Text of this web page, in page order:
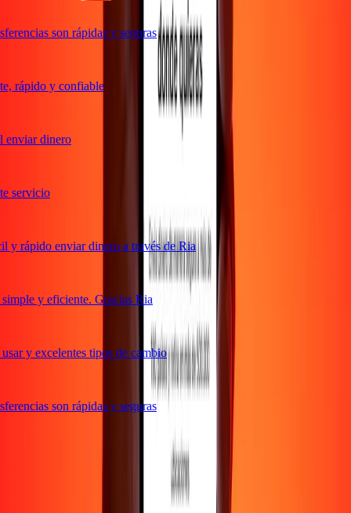
son rápidas y seguras
rápido y confiable
dinero
servicio
rápido enviar dinero a través de Ria
y eficiente. Gracias Ria
y excelentes tipos de cambio
son rápidas y seguras